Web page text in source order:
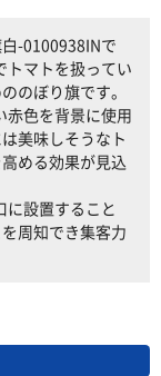
-0100938INで
トマトを扱ってい
のぼり旗です。
赤色を背景に使用
美味しそうなト
める効果が見込
設置すること
周知でき集客力